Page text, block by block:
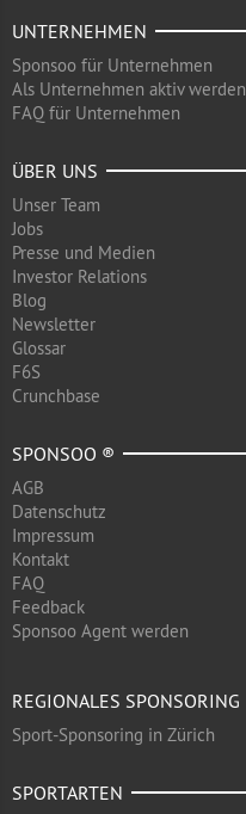
UNTERNEHMEN
Sponsoo für Unternehmen
Als Unternehmen aktiv werden
FAQ für Unternehmen
ÜBER UNS
Unser Team
Jobs
Presse und Medien
Investor Relations
Blog
Newsletter
Glossar
F6S
Crunchbase
SPONSOO ®
AGB
Datenschutz
Impressum
Kontakt
FAQ
Feedback
Sponsoo Agent werden
REGIONALES SPONSORING
Sport-Sponsoring in Zürich
SPORTARTEN